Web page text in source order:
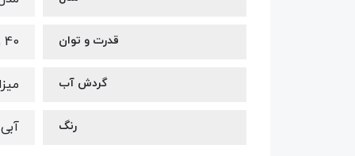
قدرت و توان 40 وات
گردش آب
رنگ